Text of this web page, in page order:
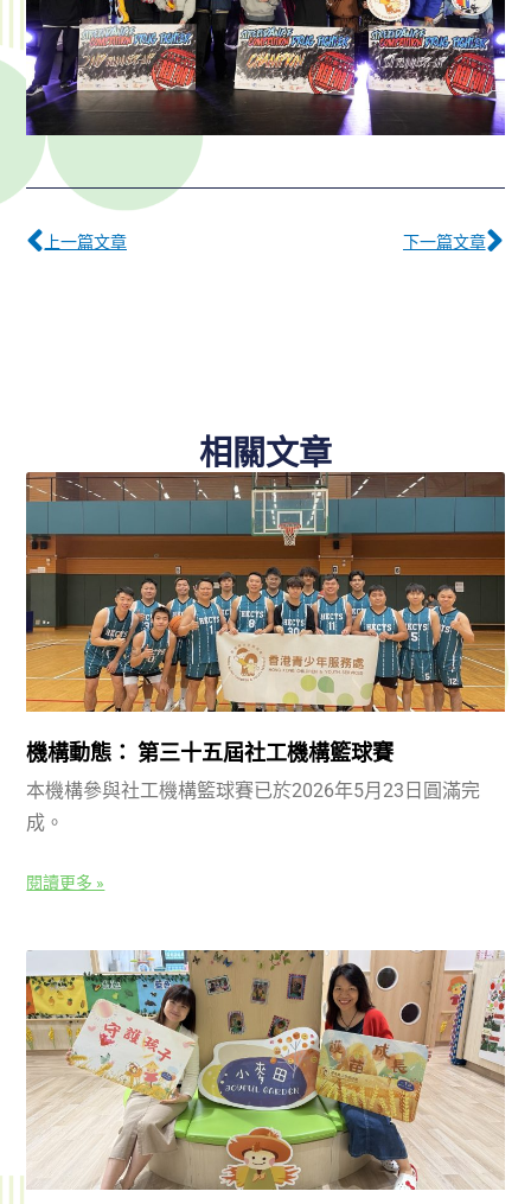
Prev
上一篇文章 下一篇文章
下
相關文章
機構動態： 第三十五屆社工機構籃球賽
本機構參與社工機構籃球賽已於2026年5月23日圓滿完
成。
閱讀更多 »